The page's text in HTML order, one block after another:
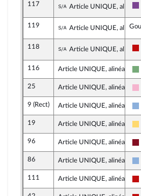
117 Sous-amendement
Article UNIQUE, alinéa 5
119 Sous-amendement
Article UNIQUE, alinéa 5
118 Sous-amendement
Article UNIQUE, alinéa 5
116 Article UNIQUE, alinéa 5
25 Article UNIQUE, alinéa 5
9 (Rect) Article UNIQUE, alinéa 4
19 Article UNIQUE, alinéa 5
96 Article UNIQUE, alinéa 5
86 Article UNIQUE, alinéa 5
111 Article UNIQUE, alinéa 5